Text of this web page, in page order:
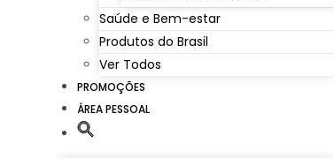
Saúde e Bem-estar
Produtos do Brasil
Ver Todos
PROMOÇÕES
ÁREA PESSOAL